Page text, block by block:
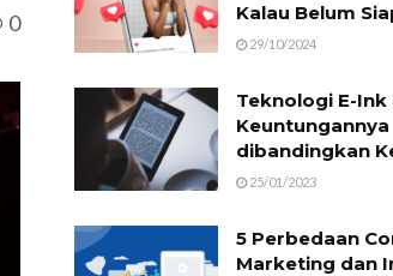
0
Kalau Belum
29/10/2024
Teknologi E-Ink
Keuntungannya
dibandingkan
25/01/2023
5 Perbedaan
Marketing dan